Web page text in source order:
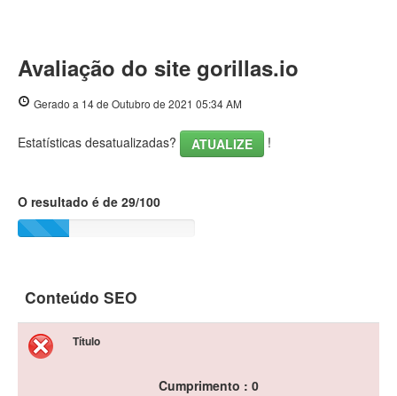
Avaliação do site gorillas.io
Gerado a 14 de Outubro de 2021 05:34 AM
Estatísticas desatualizadas? ATUALIZE !
O resultado é de 29/100
Conteúdo SEO
Título
Cumprimento : 0